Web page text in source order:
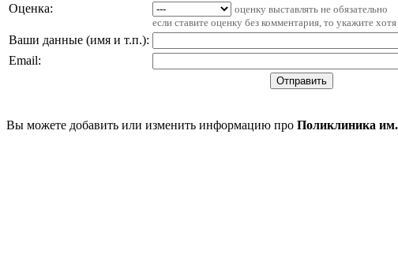
Оценка:
оценку выставлять не обязательно
если ставите оценку без комментария, то укажите
Ваши данные (имя и т.п.):
Email:
Вы можете добавить или изменить информацию про Поликлиника